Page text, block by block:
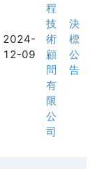
2024-
12-09
程
技
術
顧
問
有
限
公
司
決
標
公
告